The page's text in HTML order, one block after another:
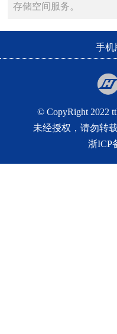
存储空间服务。
手机
© CopyRight 2022
未经授权，请勿转
浙ICP